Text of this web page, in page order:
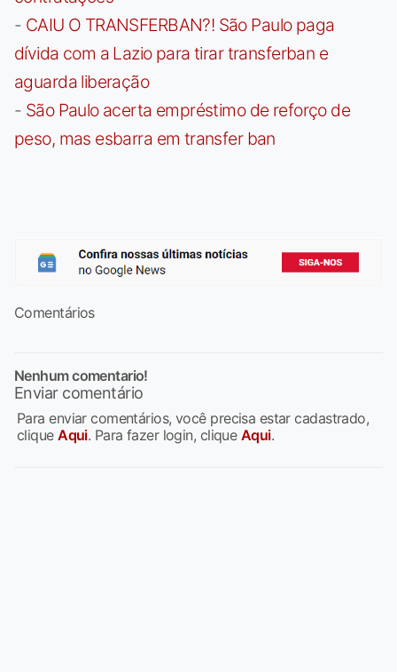
- CAIU O TRANSFERBAN?! São Paulo paga
dívida com a Lazio para tirar transferban e
aguarda liberação
- São Paulo acerta empréstimo de reforço de
peso, mas esbarra em transfer ban
Comentários
Nenhum comentario!
Enviar comentário
Para enviar comentários, você precisa estar cadastrado,
cliqueAqui. Para fazer login, clique Aqui.